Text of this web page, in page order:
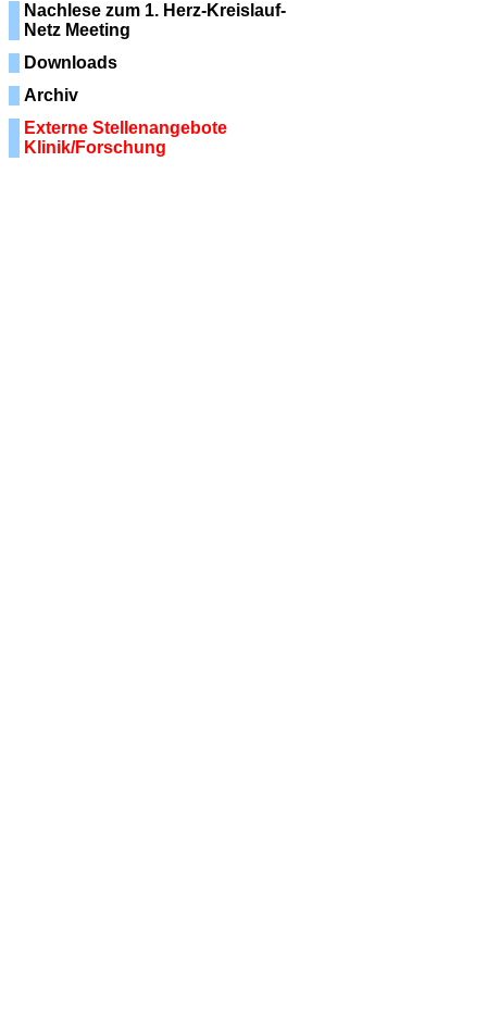
Nachlese zum 1. Herz-Kreislauf-
Netz Meeting
Downloads
Archiv
Externe Stellenangebote
Klinik/Forschung